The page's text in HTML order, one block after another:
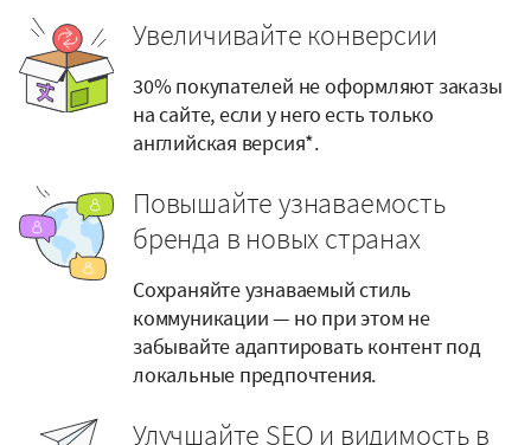
Увеличивайте конверсии
30% покупателей не оформляют заказы
на сайте, если у него есть только
английская версия*.
Повышайте узнаваемость
бренда в новых странах
Сохраняйте узнаваемый стиль
коммуникации — но при этом не
забывайте адаптировать контент под
локальные предпочтения.
Улучшайте SEO и видимость в